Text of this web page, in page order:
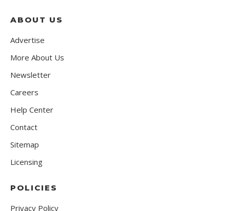
ABOUT US
Advertise
More About Us
Newsletter
Careers
Help Center
Contact
Sitemap
Licensing
POLICIES
Privacy Policy